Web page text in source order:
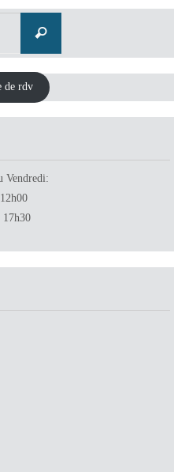
de rdv
Vendredi:
17h30